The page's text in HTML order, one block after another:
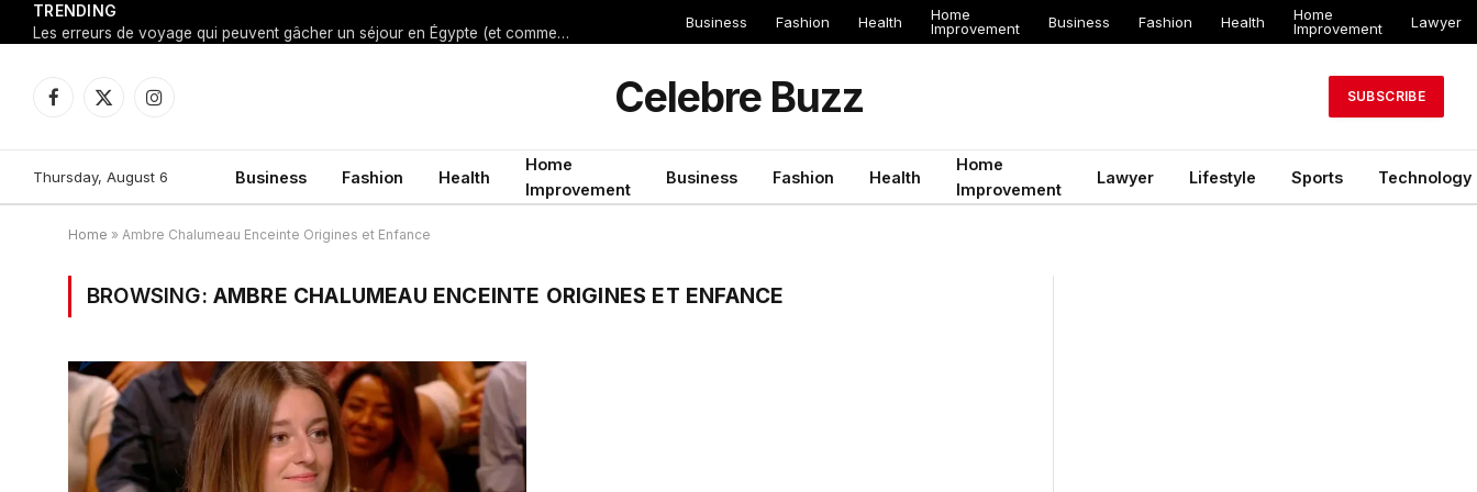
TRENDING
Les erreurs de voyage qui peuvent gâcher un séjour en Égypte (et comment les éviter)
Business Fashion Health
Home
Improvement
Business Fashion Health
Home
Improvement
Lawyer
Facebook
X
Instagram Celebre Buzz SUBSCRIBE
Thursday, August 6 Business Fashion Health
Home
Improvement
Business Fashion Health
Home
Improvement
Lawyer Lifestyle Sports Technology
Home » Ambre Chalumeau Enceinte Origines et Enfance
BROWSING: AMBRE CHALUMEAU ENCEINTE ORIGINES ET ENFANCE